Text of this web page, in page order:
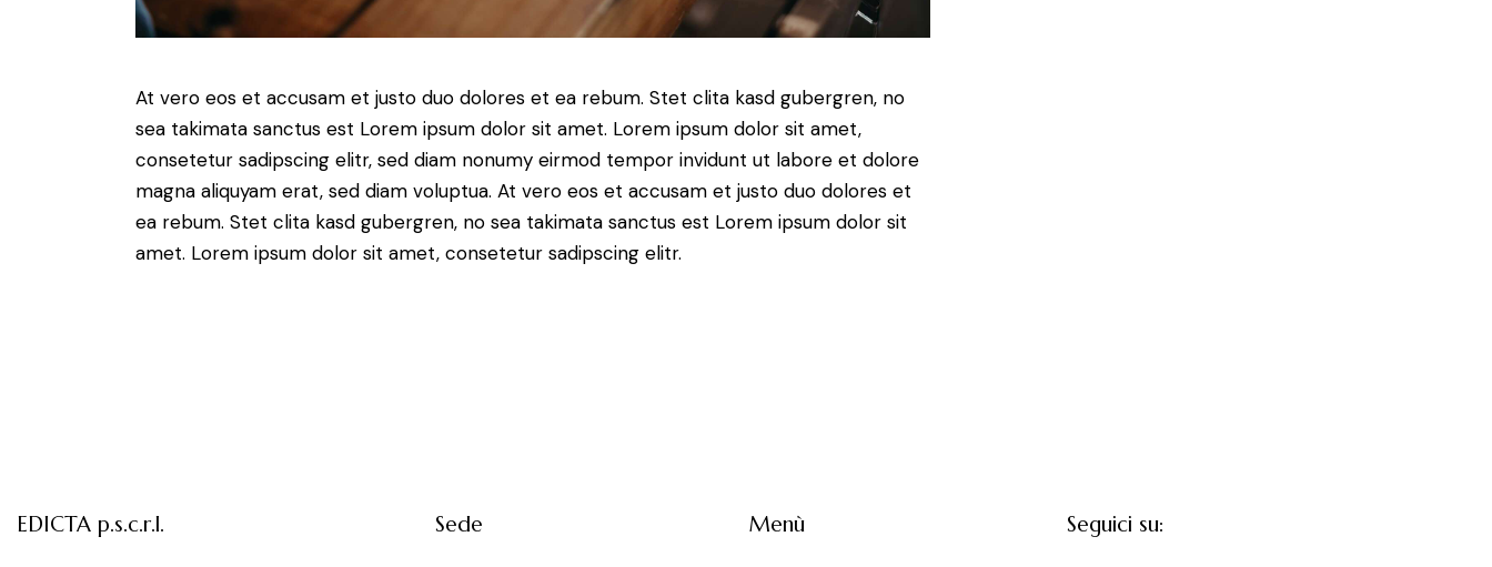
At vero eos et accusam et justo duo dolores et ea rebum. Stet clita kasd gubergren, no
sea takimata sanctus est Lorem ipsum dolor sit amet. Lorem ipsum dolor sit amet,
consetetur sadipscing elitr, sed diam nonumy eirmod tempor invidunt ut labore et dolore
magna aliquyam erat, sed diam voluptua. At vero eos et accusam et justo duo dolores et
ea rebum. Stet clita kasd gubergren, no sea takimata sanctus est Lorem ipsum dolor sit
amet. Lorem ipsum dolor sit amet, consetetur sadipscing elitr.
EDICTA p.s.c.r.l. Sede Menù Seguici su: